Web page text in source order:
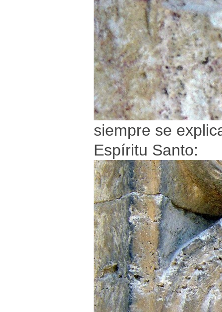
siempre se
Espíritu Santo: